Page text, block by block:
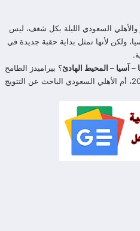
والأهلي السعودي الليلة بكل شغف، ليس
ولكن لأنها تمثل بداية حقبة جديدة في
– آسيا – المحيط الهادئ؟ بيراميدز الطامح
لكتابة التاريخ في كأس إنتركونتيننتال 2025، أم الأهلي السعودي الباحث عن التتويج